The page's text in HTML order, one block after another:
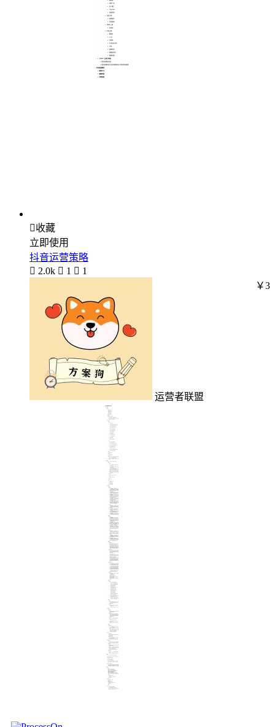
收藏
立即使用
抖音运营策略
 2.0k  1  1
运营者联盟
￥3